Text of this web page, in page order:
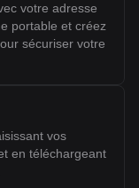
votre adresse
portable et créez
sécuriser votre
vos
en téléchargeant